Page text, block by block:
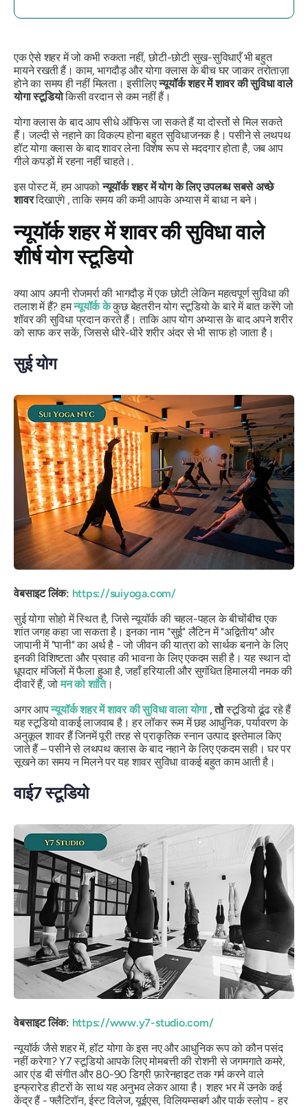
एक ऐसे शहर में जो कभी रुकता नहीं, छोटी-छोटी सुख-सुविधाएँ भी बहुत
मायने रखती हैं। काम, भागदौड़ और योगा क्लास के बीच घर जाकर तरोताज़ा
होने का समय ही नहीं मिलता। इसीलिएन्यूयॉर्क शहर में शावर की सुविधा वाले
योगा स्टूडियोकिसी वरदान से कम नहीं हैं।
योगा क्लास के बाद आप सीधे ऑफिस जा सकते हैं या दोस्तों से मिल सकते
हैं। जल्दी से नहाने का विकल्प होना बहुत सुविधाजनक है। पसीने से लथपथ
हॉट योगा क्लास के बाद शावर लेना विशेष रूप से मददगार होता है, जब आप
गीले कपड़ों में रहना नहीं चाहते।.
इस पोस्ट में, हम आपकोन्यूयॉर्क शहर में योग के लिए उपलब्ध सबसे अच्छे
शावरदिखाएंगे , ताकि समय की कमी आपके अभ्यास में बाधा न बने।
न्यूयॉर्क शहर में शावर की सुविधा वाले
शीर्ष योग स्टूडियो
क्या आप अपनी रोजमर्रा की भागदौड़ में एक छोटी लेकिन महत्वपूर्ण सुविधा की
तलाश में हैं? हमन्यूयॉर्क केकुछ बेहतरीन योग स्टूडियो के बारे में बात करेंगे जो
शॉवर की सुविधा प्रदान करते हैं। ताकि आप योग अभ्यास के बाद अपने शरीर
को साफ कर सकें, जिससे धीरे-धीरे शरीर अंदर से भी साफ हो जाता है।
सुई योग
वेबसाइट लिंक: https://suiyoga.com/
सुई योगा सोहो में स्थित है, जिसे न्यूयॉर्क की चहल-पहल के बीचोंबीच एक
शांत जगह कहा जा सकता है। इनका नाम "सुई" लैटिन में "अद्वितीय" और
जापानी में "पानी" का अर्थ है - जो जीवन की यात्रा को सार्थक बनाने के लिए
इनकी विशिष्टता और प्रवाह की भावना के लिए एकदम सही है। यह स्थान दो
धूपदार मंजिलों में फैला हुआ है, जहाँ हरियाली और सुगंधित हिमालयी नमक की
दीवारें हैं, जोमन को शांति।
अगर आपन्यूयॉर्क शहर में शावर की सुविधा वाला योगा, तोस्टूडियो ढूंढ रहे हैं
यह स्टूडियो वाकई लाजवाब है। हर लॉकर रूम में छह आधुनिक, पर्यावरण के
अनुकूल शावर हैं जिनमें पूरी तरह से प्राकृतिक स्नान उत्पाद इस्तेमाल किए
जाते हैं – पसीने से लथपथ क्लास के बाद नहाने के लिए एकदम सही। घर पर
सूखने का समय न मिलने पर यह शावर सुविधा वाकई बहुत काम आती है।
वाई7 स्टूडियो
वेबसाइट लिंक: https://www.y7-studio.com/
न्यूयॉर्क जैसे शहर में, हॉट योगा के इस नए और आधुनिक रूप को कौन पसंद
नहीं करेगा? Y7 स्टूडियो आपके लिए मोमबत्ती की रोशनी से जगमगाते कमरे,
आर एंड बी संगीत और 80-90 डिग्री फ़ारेनहाइट तक गर्म करने वाले
इन्फ्रारेड हीटरों के साथ यह अनुभव लेकर आया है। शहर भर में उनके कई
केंद्र हैं - फ्लैटिरॉन, ईस्ट विलेज, यूईएस, विलियम्सबर्ग और पार्क स्लोप - हर